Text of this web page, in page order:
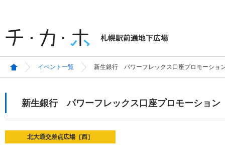
イベント一覧 新生銀行 パワーフレックス口座プロモーショ
新生銀行 パワーフレックス口座プロモーション
北大通交差点広場［西］